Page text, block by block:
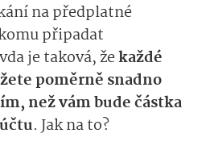
na předplatné
připadat
je taková, žekaždé
poměrně snadno
než vám bude částka
. Jak na to?